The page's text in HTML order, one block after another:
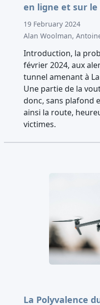
en ligne et sur
19 February 2024
Alan Woolman,
Introduction, la
février 2024, aux
tunnel amenant à
Une partie de la
donc, sans plafond
ainsi la route,
victimes.
La Polyvalence